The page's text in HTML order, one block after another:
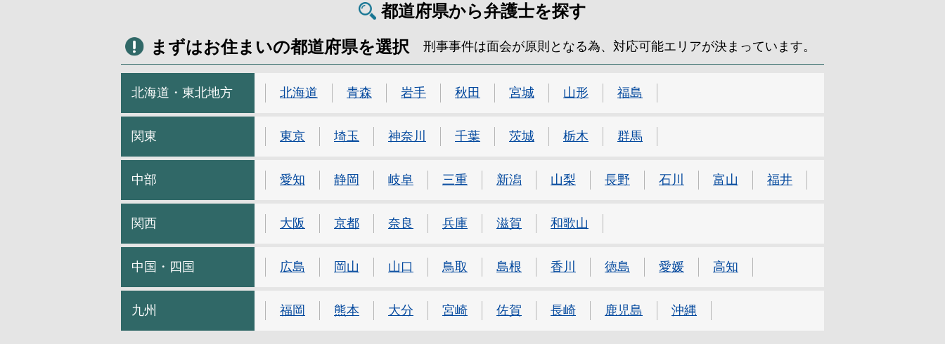
都道府県から弁護士を探す
まずはお住まいの都道府県を選択
刑事事件は面会が原則となる為、対応可能エリアが決まっています。
北海道・東北地方 北海道 青森 岩手 秋田 宮城 山形 福島
関東 東京 埼玉 神奈川 千葉 茨城 栃木 群馬
中部 愛知 静岡 岐阜 三重 新潟 山梨 長野 石川 富山 福井
関西 大阪 京都 奈良 兵庫 滋賀 和歌山
中国・四国 広島 岡山 山口 鳥取 島根 香川 徳島 愛媛 高知
九州 福岡 熊本 大分 宮崎 佐賀 長崎 鹿児島 沖縄